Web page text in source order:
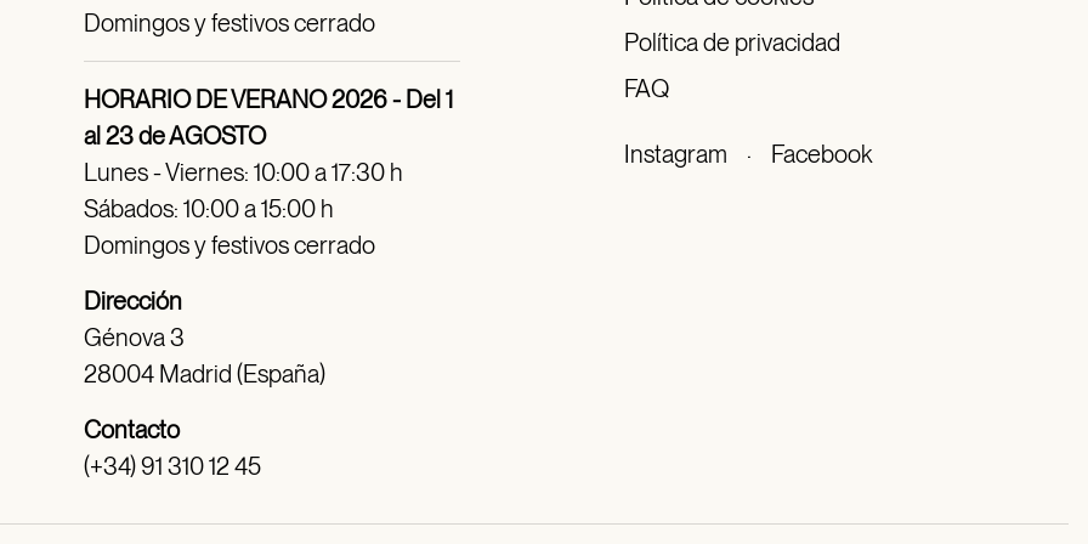
Domingos y festivos cerrado
HORARIO DE VERANO 2026 - Del 1
al 23 de AGOSTO
Lunes - Viernes: 10:00 a 17:30 h
Sábados: 10:00 a 15:00 h
Domingos y festivos cerrado
Dirección
Génova 3
28004 Madrid (España)
Contacto
(+34) 91 310 12 45
Política de privacidad
FAQ
Instagram · Facebook